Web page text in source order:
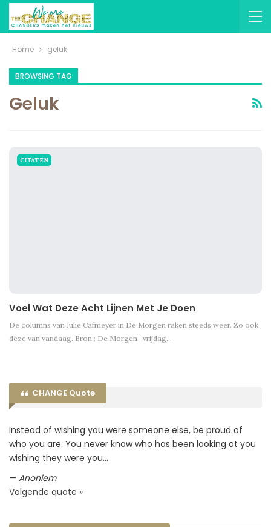
Home geluk
BROWSING TAG
Geluk
CITATEN
Voel Wat Deze Acht Lijnen Met Je Doen
De columns van Julie Cafmeyer in De Morgen raken steeds weer. Zo ook
deze van vandaag. Bron : De Morgen -vrijdag…
CHANGE Quote
Instead of wishing you were someone else, be proud of
who you are. You never know who has been looking at you
wishing they were you…
— Anoniem
Volgende quote »